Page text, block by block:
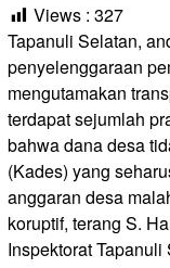
Views : 327
Tapanuli Selatan,
penyelenggaraan
mengutamakan
terdapat sejumlah
bahwa dana desa
(Kades) yang
anggaran desa
koruptif, terang S.
Inspektorat